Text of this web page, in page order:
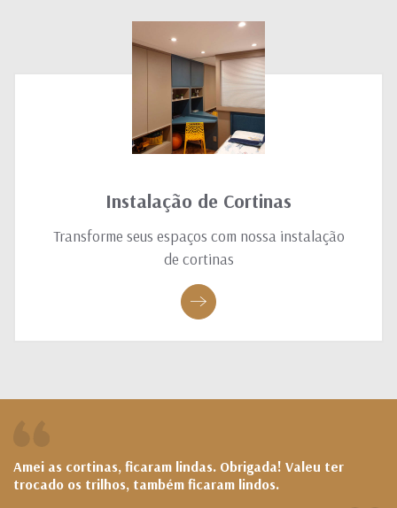
Instalação de Cortinas
Transforme seus espaços com nossa instalação
de cortinas
Amei as cortinas, ficaram lindas. Obrigada! Valeu ter
trocado os trilhos, também ficaram lindos.